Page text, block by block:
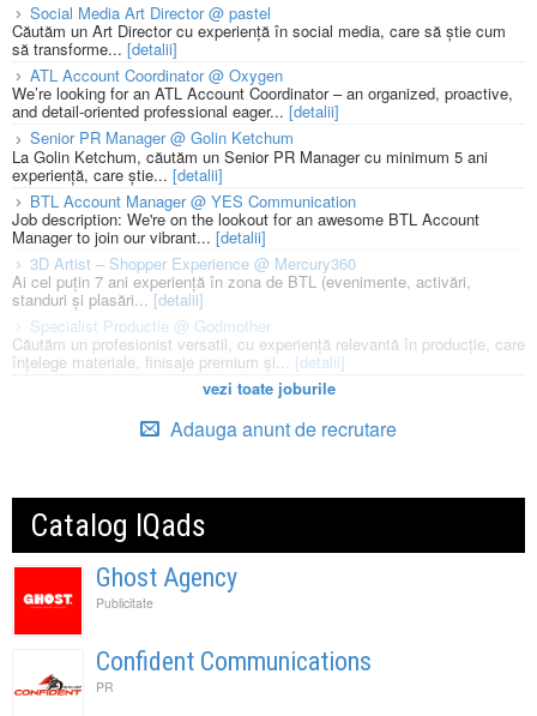
Social Media Art Director @ pastel
Căutăm un Art Director cu experiență în social media, care să știe cum
să transforme... [detalii]
ATL Account Coordinator @ Oxygen
We’re looking for an ATL Account Coordinator – an organized, proactive,
and detail-oriented professional eager... [detalii]
Senior PR Manager @ Golin Ketchum
La Golin Ketchum, căutăm un Senior PR Manager cu minimum 5 ani
experiență, care știe... [detalii]
BTL Account Manager @ YES Communication
Job description: We're on the lookout for an awesome BTL Account
Manager to join our vibrant... [detalii]
3D Artist – Shopper Experience @ Mercury360
Ai cel puțin 7 ani experiență în zona de BTL (evenimente, activări,
standuri și plasări...[detalii]
Specialist Productie @ Godmother
Căutăm un profesionist versatil, cu experiență relevantă în producție, care
înțelege materiale, finisaje premium și... [detalii]
vezi toate joburile
Adauga anunt de recrutare
Catalog IQads
Ghost Agency
Publicitate
Confident Communications
PR